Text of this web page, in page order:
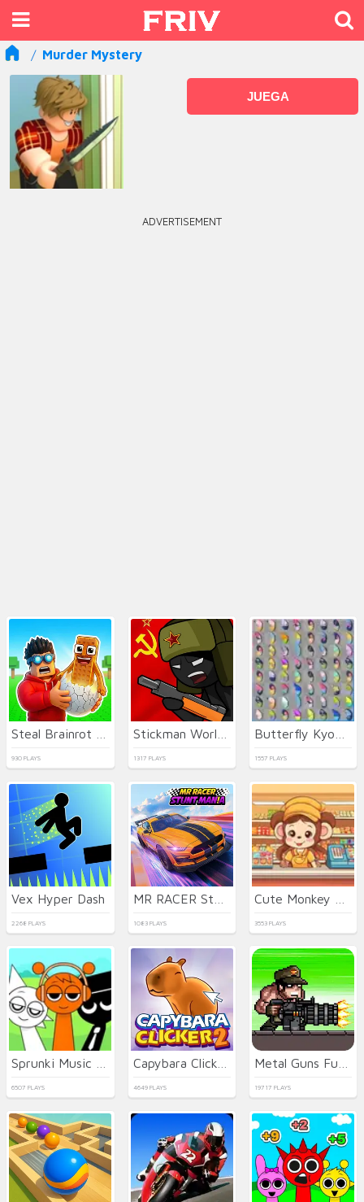
Murder Mystery
JUEGA
ADVERTISEMENT
930 PLAYS 1317 PLAYS 1557 PLAYS
Vex Hyper Dash
2268 PLAYS 1083 PLAYS 3553 PLAYS
6507 PLAYS
Capybara Clicker 2
4649 PLAYS 19717 PLAYS